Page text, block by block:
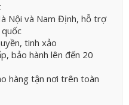
Nội và Nam Định, hỗ trợ
tinh xảo
bảo hành lên đến 20
hàng tận nơi trên toàn